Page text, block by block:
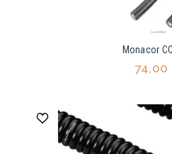
Monacor
74,00